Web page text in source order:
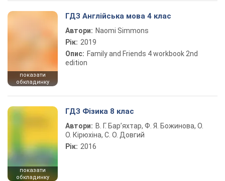
показати
обкладинку
ГДЗ Англійська мова 4 клас
Автори: Naomi Simmons
Рік: 2019
Опис: Family and Friends 4 workbook 2nd
edition
показати
обкладинку
ГДЗ Фізика 8 клас
Автори: В. Г. Бар’яхтар, Ф. Я. Божинова, О.
О. Кірюхіна, С. О. Довгий
Рік: 2016